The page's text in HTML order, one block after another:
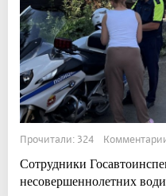
Прочитали: 324
Сотрудники
несовершеннолетних